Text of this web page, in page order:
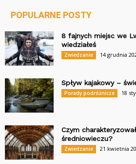
POPULARNE POSTY
8 fajnych miejsc we
wiedziałeś
Zwiedzanie 14 grudnia
Spływ kajakowy –
Porady podróżnicze 18
Czym
średniowieczu?
Zwiedzanie 21 kwietnia